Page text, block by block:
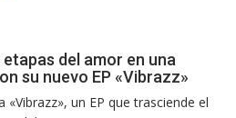
del amor en una
su nuevo EP «Vibrazz»
«Vibrazz», un EP que trasciende el